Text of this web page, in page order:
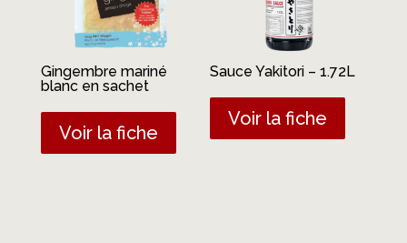
Gingembre mariné
blanc en sachet
Voir la fiche
Sauce Yakitori – 1.72L
Voir la fiche